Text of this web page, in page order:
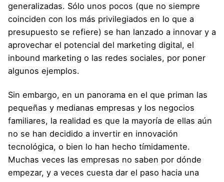
generalizadas. Sólo unos pocos (que no siempre
coinciden con los más privilegiados en lo que a
presupuesto se refiere) se han lanzado a innovar y a
aprovechar el potencial del marketing digital, el
inbound marketing o las redes sociales, por poner
algunos ejemplos.
Sin embargo, en un panorama en el que priman las
pequeñas y medianas empresas y los negocios
familiares, la realidad es que la mayoría de ellas aún
no se han decidido a invertir en innovación
tecnológica, o bien lo han hecho tímidamente.
Muchas veces las empresas no saben por dónde
empezar, y a veces cuesta dar el paso hacia una